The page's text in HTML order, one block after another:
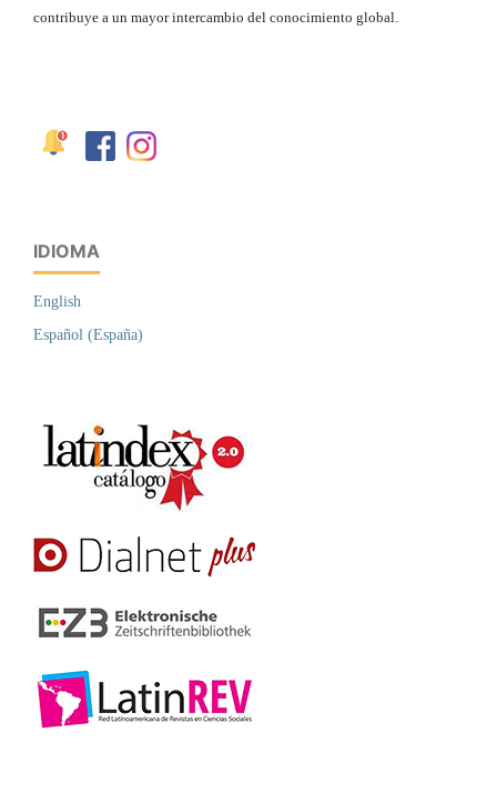
contribuye a un mayor intercambio del conocimiento global.
IDIOMA
English
Español (España)